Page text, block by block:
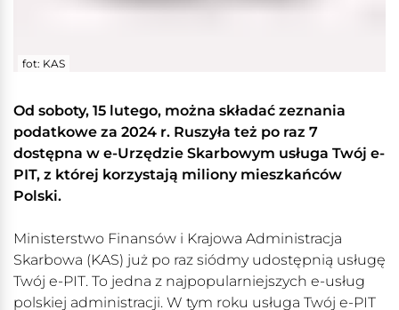
fot: KAS
Od soboty, 15 lutego, można składać zeznania
podatkowe za 2024 r. Ruszyła też po raz 7
dostępna w e-Urzędzie Skarbowym usługa Twój e-
PIT, z której korzystają miliony mieszkańców
Polski.
Ministerstwo Finansów i Krajowa Administracja
Skarbowa (KAS) już po raz siódmy udostępnią usługę
Twój e-PIT. To jedna z najpopularniejszych e-usług
polskiej administracji. W tym roku usługa Twój e-PIT